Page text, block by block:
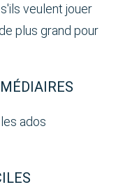
veulent jouer
plus grand pour
ados